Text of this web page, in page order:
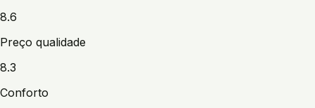
8.6
Preço qualidade
8.3
Conforto